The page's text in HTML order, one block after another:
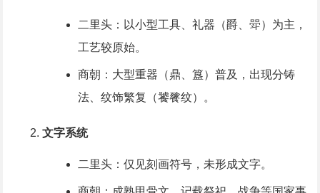
二里头：以小型工具、礼器（爵、斝）为主，
工艺较原始。
商朝：大型重器（鼎、簋）普及，出现分铸
法、纹饰繁复（饕餮纹）。
文字系统
二里头：仅见刻画符号，未形成文字。